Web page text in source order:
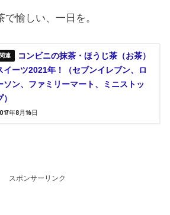
愉しい、一日を。
コンビニの抹茶・ほうじ茶（お茶）
イーツ2021年！（セブンイレブン、ロ
ソン、ファミリーマート、ミニストッ
）
年8月16日
スポンサーリンク